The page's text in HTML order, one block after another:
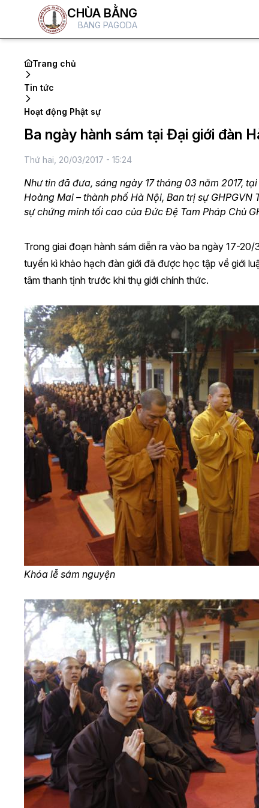
CHÙA BẰNG
BANG PAGODA
Trang chủ
Tin tức
Hoạt động Phật sự
Ba ngày hành sám tại Đại giới đàn
Thứ hai, 20/03/2017 - 15:24
Như tin đã đưa, sáng ngày 17 tháng 03 năm 2017,
Hoàng Mai – thành phố Hà Nội, Ban trị sự
sự chứng minh tối cao của Đức Đệ Tam Pháp Chủ
Trong giai đoạn hành sám diễn ra vào ba ngày 17-20/
tuyển kì khảo hạch đàn giới đã được học tập về giới
tâm thanh tịnh trước khi thụ giới chính thức.
Khóa lễ sám nguyện